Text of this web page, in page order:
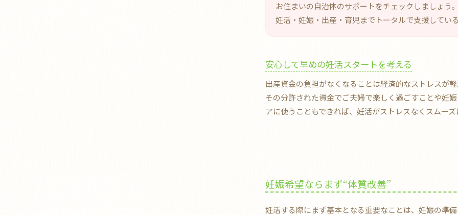
お住まいの自治体のサポートをチェックしましょう
妊活・妊娠・出産・育児までトータルで支援してい
安心して早めの妊活スタートを考える
出産資金の負担がなくなることは経済的なストレスが
その分許された資金でご夫婦で楽しく過ごすことや妊
アに使うこともできれば、妊活がストレスなくスムー
妊娠希望ならまず“体質改善”
妊活する際にまず基本となる重要なことは、妊娠の準